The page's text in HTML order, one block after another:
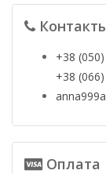
+38
+38
Оплата